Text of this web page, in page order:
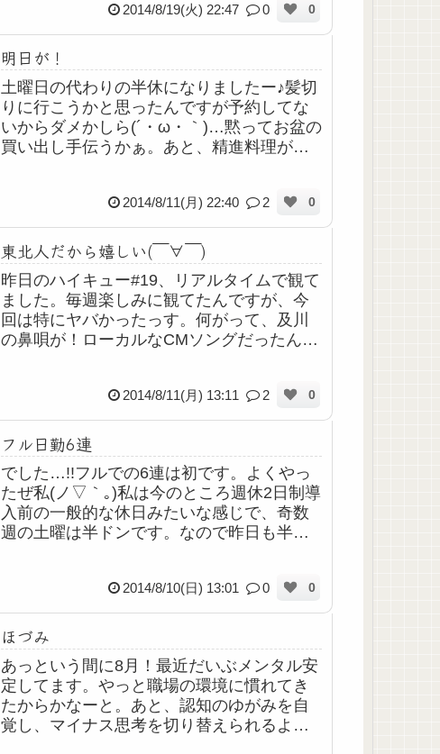
2014/8/19(火) 22:47 0 0
明日が！
土曜日の代わりの半休になりましたー♪髪切
りに行こうかと思ったんですが予約してな
いからダメかしら(´・ω・｀)…黙ってお盆の
買い出し手伝うかぁ。あと、精進料理が続
2014/8/11(月) 22:40 2 0
東北人だから嬉しい(￣∀￣)
昨日のハイキュー#19、リアルタイムで観て
ました。毎週楽しみに観てたんですが、今
回は特にヤバかったっす。何がって、及川
の鼻唄が！ローカルなCMソングだったんで
2014/8/11(月) 13:11 2 0
フル日勤6連
でした…!!フルでの6連は初です。よくやっ
たぜ私(ノ▽｀｡)私は今のところ週休2日制導
入前の一般的な休日みたいな感じで、奇数
週の土曜は半ドンです。なので昨日も半ド
2014/8/10(日) 13:01 0 0
ほづみ
あっという間に8月！最近だいぶメンタル安
定してます。やっと職場の環境に慣れてき
たからかなーと。あと、認知のゆがみを自
覚し、マイナス思考を切り替えられるよう